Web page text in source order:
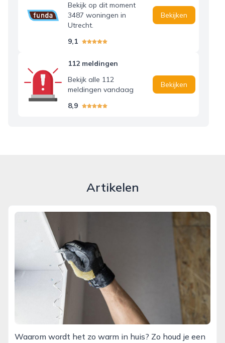
Bekijk op dit moment
3487 woningen in
Utrecht.
9,1
Bekijken
112 meldingen
Bekijk alle 112
meldingen vandaag
8,9
Bekijken
Artikelen
Waarom wordt het zo warm in huis? Zo houd je een